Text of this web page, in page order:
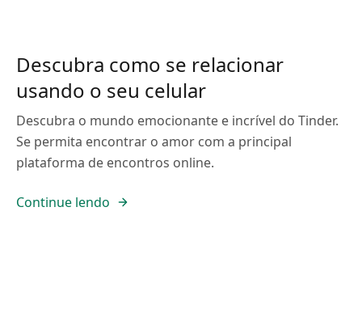
Descubra como se relacionar
usando o seu celular
Descubra o mundo emocionante e incrível do Tinder.
Se permita encontrar o amor com a principal
plataforma de encontros online.
Continue lendo